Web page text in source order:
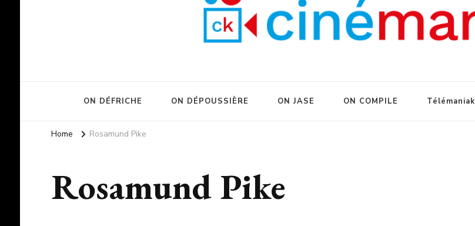
ON DÉFRICHE ON DÉPOUSSIÈRE ON JASE ON COMPILE Télémaniak
Home Rosamund Pike
Rosamund Pike